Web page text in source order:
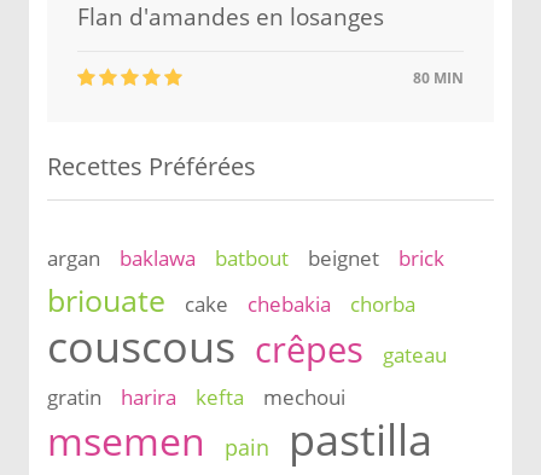
Flan d'amandes en losanges
80 MIN
Recettes Préférées
argan baklawa batbout beignet brick
briouate cake chebakia chorba
couscous crêpes
gateau
gratin
harira kefta mechoui
msemen pain pastilla